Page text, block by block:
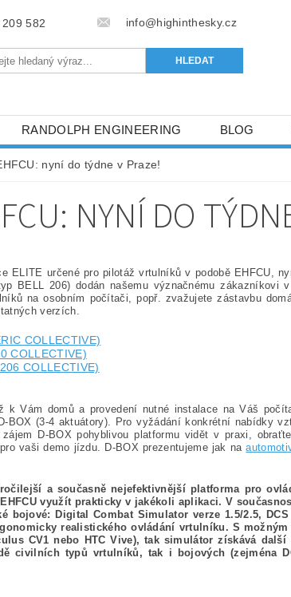
582 info@highinthesky.cz
RANDOLPH ENGINEERING BLOG
ÚDAJŮ (GDPR)
nyní do týdne v Praze!
NYNÍ DO
ELITE určené pro pilotáž vrtulníků v podobě EHFCU,
BELL 206) dodán našemu význačnému
na osobním počítači, popř. zvažujete zástavbu
verzích.
COLLECTIVE)
COLLECTIVE)
COLLECTIVE)
k Vám domů a provedení nutné instalace na Váš
BOX (3-4 aktuátory). Pro vyžádání konkrétní nabídky
zájem D-BOX pohyblivou platformu vidět v praxi,
vaši demo jízdu. D-BOX prezentujeme jak na
a současně nejefektivnější platforma pro
využít prakticky v jakékoli aplikaci. V
bojové: Digital Combat Simulator verze 1.5/2.5,
realistického ovládání vrtulníku. S
CV1 nebo HTC Vive), tak simulátor získává
civilních typů vrtulníků, tak i bojových (zejména